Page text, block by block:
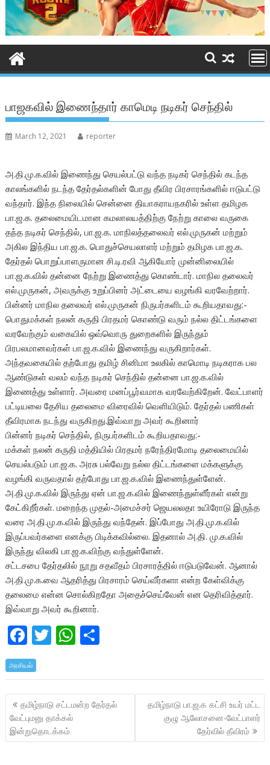
பாஜகவில் இணைந்தார் காமெடி நடிகர் செந்தில்
March 12, 2021 reporter
அ.தி.மு.க.வில் இணைந்து செயல்பட்டு வந்த நடிகர் செந்தில் கடந்த
காலங்களில் நடந்த தேர்தல்களின் போது தீவிர பிரசாரங்களில் ஈடுபட்டு
வந்தார். இந்த நிலையில் சென்னை தியாகராயநகரில் உள்ள தமிழக
பா.ஜ.க. தலைமையிடமான கமலாலயத்திற்கு நேற்று காலை வருகை
தந்த நடிகர் செந்தில், பா.ஜ.க. மாநிலத்தலைவர் எல்.முருகன் மற்றும்
அகில இந்திய பா.ஜ.க. பொதுச்செயலாளர் மற்றும் தமிழக பா.ஜ.க.
தேர்தல் பொறுப்பாளருமான சி.டி.ரவி ஆகியோர் முன்னிலையில்
பா.ஜ.க.வில் தன்னை நேற்று இணைத்து கொண்டார். மாநில தலைவர்
எல்.முருகன், அவருக்கு உறுப்பினர் அட்டையை வழங்கி வரவேற்றார்.
பின்னர் மாநில தலைவர் எல்.முருகன் நிருபர்களிடம் கூறியதாவது:-
பொதுமக்கள் நலன் கருதி பிரதமர் கொண்டு வரும் நல்ல திட்டங்களை
வரவேற்கும் வகையில் ஒவ்வொரு துறைகளில் இருந்தும்
பிரபலமானவர்கள் பா.ஜ.க.வில் இணைந்து வருகிறார்கள்.
அந்தவகையில் தற்போது தமிழ் சினிமா உலகில் காமொடி நடிகராக பல
ஆண்டுகள் வலம் வந்த நடிகர் செந்தில் தன்னை பா.ஜ.க.வில்
இணைத்து உள்ளார். அவரை மனப்பூர்வமாக வரவேற்கிறேன். வேட்பாளர்
பட்டியலை தேசிய தலைமை விரைவில் வெளியிடும். தேர்தல் பணிகள்
தீவிரமாக நடந்து வருகிறது.இவ்வாறு அவர் கூறினார்
பின்னர் நடிகர் செந்தில், நிருபர்களிடம் கூறியதாவது:-
மக்கள் நலன் கருதி மத்தியில் பிரதமர் நரேந்திரமோடி தலைமையில்
செயல்படும் பா.ஜ.க. அரசு பல்வேறு நல்ல திட்டங்களை மக்களுக்கு
வழங்கி வருவதால் தற்போது பா.ஜ.க.வில் இணைந்துள்ளேன்.
அ.தி.மு.க.வில் இருந்து ஏன் பா.ஜ.க.வில் இணைந்துள்ளீர்கள் என்று
கேட்கிறீர்கள். மறைந்த முதல்-அமைச்சர் ஜெயலலதா உயிரோடு இருந்த
வரை அ.தி.மு.க.வில் இருந்து வந்தேன். இப்போது அ.தி.மு.க.வில்
இருப்பவர்களை எனக்கு பிடிக்கவில்லை. இதனால் அ.தி. மு.க.வில்
இருந்து விலகி பா.ஜ.க.விற்கு வந்துள்ளேன்.
சட்டசபை தேர்தலில் நூறு சதவீதம் பிரசாரத்தில் ஈடுபடுவேன். ஆனால்
அ.தி.மு.க.வை ஆதரித்து பிரசாரம் செய்வீர்களா என்ற கேள்விக்கு
தலைமை என்ன சொல்கிறதோ அதைச்செய்வேன் என தெரிவித்தார்.
இவ்வாறு அவர் கூறினார்.
F
ac
e
b
o
o
k
T
itt
er
W
at
s
A
p
ar
e
அரசியல்
Post
navigation
தமிழ்நாடு சட்டமன்ற தேர்தல்
வேட்புமனு தாக்கல்
இன்றுதொடக்கம்
தமிழ்நாடு பா.ஜ.க கட்சி உயர் மட்ட
குழு ஆலோசனை-வேட்பாளர்
தேர்வில் தீவிரம்